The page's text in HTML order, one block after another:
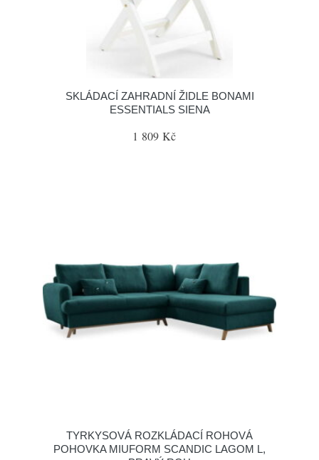
SKLÁDACÍ ZAHRADNÍ ŽIDLE BONAMI
ESSENTIALS SIENA
1 809 Kč
TYRKYSOVÁ ROZKLÁDACÍ ROHOVÁ
POHOVKA MIUFORM SCANDIC LAGOM L,